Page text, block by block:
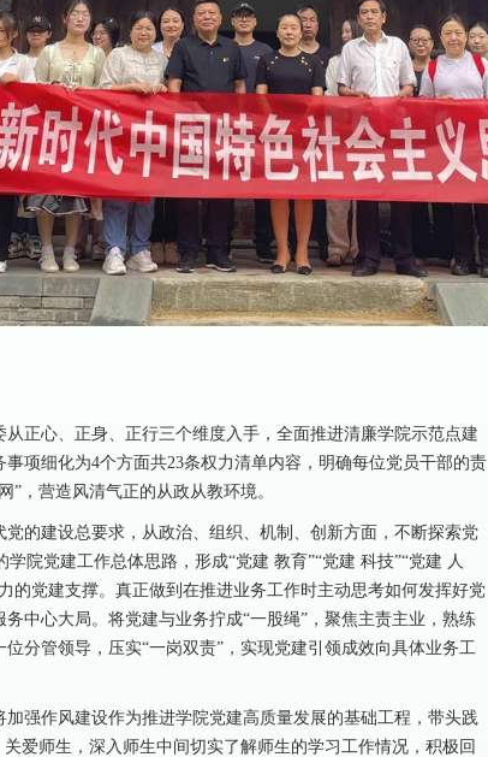
从正心、正身、正行三个维度入手，全面推进清廉学院示范点建
项细化为4个方面共23条权力清单内容，明确每位党员干部的责
”，营造风清气正的从政从教环境。
党的建设总要求，从政治、组织、机制、创新方面，不断探索党
院党建工作总体思路，形成“党建 教育”“党建 科技”“党建 人
的党建支撑。真正做到在推进业务工作时主动思考如何发挥好党
中心大局。将党建与业务拧成“一股绳”，聚焦主责主业，熟练
分管领导，压实“一岗双责”，实现党建引领成效向具体业务工
加强作风建设作为推进学院党建高质量发展的基础工程，带头践
爱师生，深入师生中间切实了解师生的学习工作情况，积极回